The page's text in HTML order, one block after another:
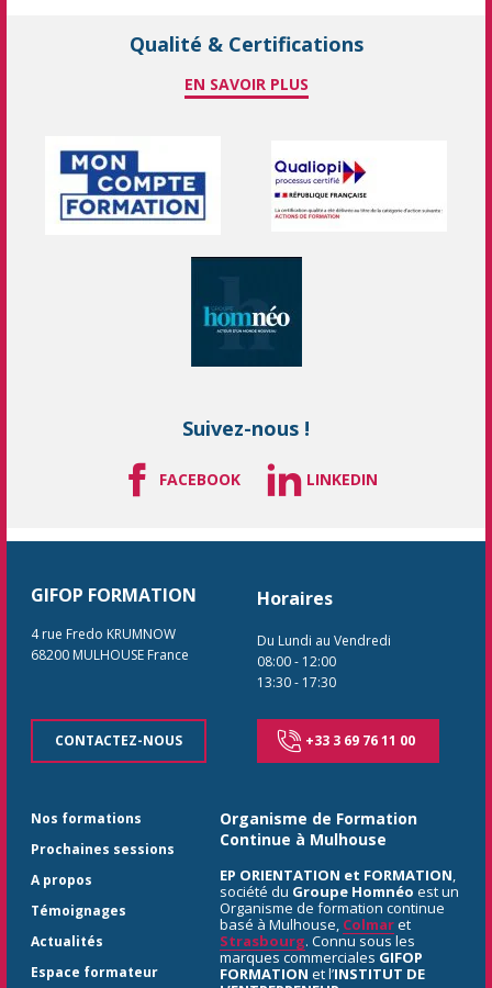
Qualité & Certifications
EN SAVOIR PLUS
Suivez-nous !
FACEBOOK LINKEDIN
GIFOP FORMATION
4 rue Fredo KRUMNOW
68200 MULHOUSE France
CONTACTEZ-NOUS
Horaires
Du Lundi au Vendredi
08:00- 12:00
13:30- 17:30
+33 3 69 76 11 00
Nos formations
Prochaines sessions
A propos
Témoignages
Actualités
Espace formateur
Organisme de Formation
Continue à Mulhouse
EP ORIENTATION et FORMATION,
société du Groupe Homnéo est un
Organisme de formation continue
basé à Mulhouse, Colmaret
Strasbourg. Connu sous les
marques commerciales GIFOP
FORMATION et l’INSTITUT DE